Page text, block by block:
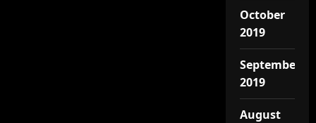
October
2019
September
2019
August